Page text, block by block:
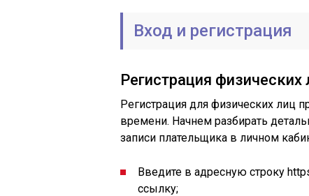
Вход и регистрация
Регистрация физических
Регистрация для физических лиц
времени. Начнем разбирать
записи плательщика в личном
Введите в адресную строку
ссылку;